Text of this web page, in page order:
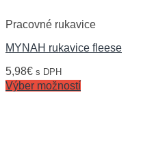
Pracovné rukavice
MYNAH rukavice fleese
5,98€ s DPH
Výber možností